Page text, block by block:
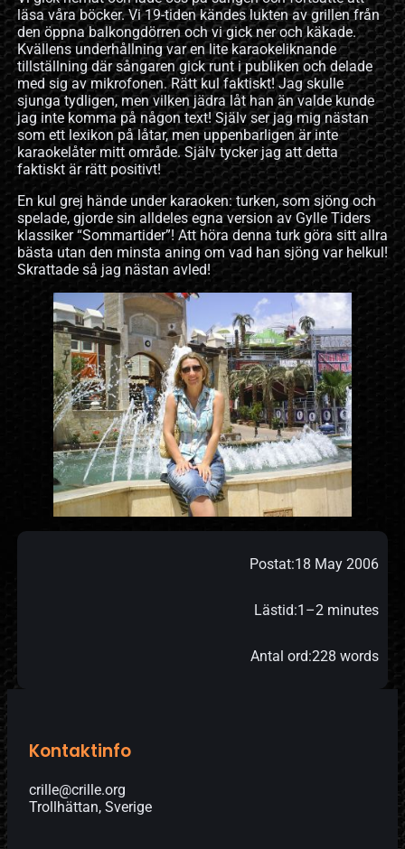
läsa våra böcker. Vi 19-tiden kändes lukten av grillen från
den öppna balkongdörren och vi gick ner och käkade.
Kvällens underhållning var en lite karaokeliknande
tillställning där sångaren gick runt i publiken och delade
med sig av mikrofonen. Rätt kul faktiskt! Jag skulle
sjunga tydligen, men vilken jädra låt han än valde kunde
jag inte komma på någon text! Själv ser jag mig nästan
som ett lexikon på låtar, men uppenbarligen är inte
karaokelåter mitt område. Själv tycker jag att detta
faktiskt är rätt positivt!
En kul grej hände under karaoken: turken, som sjöng och
spelade, gjorde sin alldeles egna version av Gylle Tiders
klassiker “Sommartider”! Att höra denna turk göra sitt allra
bästa utan den minsta aning om vad han sjöng var helkul!
Skrattade så jag nästan avled!
Postat:18 May 2006
Lästid:1–2 minutes
Antal ord:228 words
Kontaktinfo
crille@crille.org
Trollhättan, Sverige